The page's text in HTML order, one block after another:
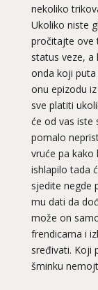
nekoliko
Ukoliko niste
pročitajte ove
status veze, a
onda koji
onu epizodu
sve platiti
će od vas iste
pomalo
vruće pa kako
ishlapilo tada
sjedite negde
mu dati da
može on
frendicama i
sređivati. Koji
šminku